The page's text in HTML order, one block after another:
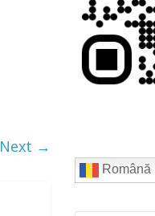
Next →
Română